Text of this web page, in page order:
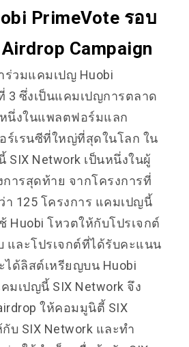
PrimeVote รอบ
Campaign
ร่วมแคมเปญ Huobi
3 ซึ่งเป็นแคมเปญการตลาด
นึ่งในแพลตฟอร์มแลก
ร์เรนซีที่ใหญ่ที่สุดในโลก ใน
SIX Network เป็นหนึ่งในผู้
การสุดท้าย จากโครงการที่
า 125 โครงการ แคมเปญนี้
Huobi โหวตให้กับโปรเจกต์
และโปรเจกต์ที่ได้รับคะแนน
ด้ลิสต์เหรียญบน Huobi
มเปญนี้ SIX Network จึง
ให้คอมมูนิตี้ SIX
บ SIX Network และทำ